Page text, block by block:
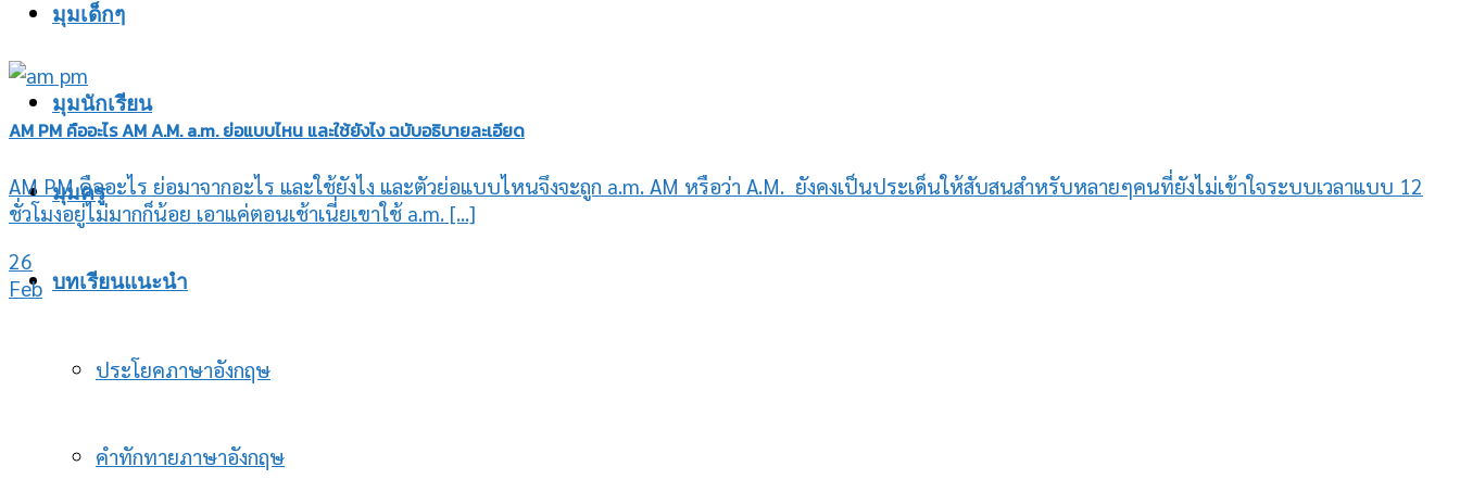
มุมเด็กๆ
มุมนักเรียน
มุมครู
บทเรียนแนะนำ
ประโยคภาษาอังกฤษ
คำทักทายภาษาอังกฤษ
AM PM คืออะไร AM A.M. a.m. ย่อแบบไหน และใช้ยังไง ฉบับอธิบายละเอียด
AM PM คืออะไร ย่อมาจากอะไร และใช้ยังไง และตัวย่อแบบไหนจึงจะถูก a.m. AM หรือว่า A.M. ยังคงเป็นประเด็นให้สับสนสำหรับหลายๆคนที่ยังไม่เข้าใจระบบเวลาแบบ 12
ชั่วโมงอยู่ไม่มากก็น้อย เอาแค่ตอนเช้าเนี่ยเขาใช้ a.m. [...]
26
Feb